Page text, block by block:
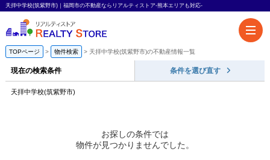
天拝中学校(筑紫野市)｜福岡市の不動産ならリアルティストア-熊本エリアも対応-
TOPページ 物件検索 天拝中学校(筑紫野市)の不動産情報一覧
現在の検索条件 条件を選び直す
天拝中学校(筑紫野市)
お探しの条件では
物件が見つかりませんでした。